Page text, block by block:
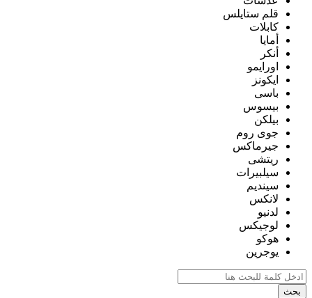
قلم ستايلس
كابلات
أمايا
أنكر
اورايمو
ايكونز
باسى
بيسوس
بيلكن
جوى روم
جيرماكس
ريتشى
سيلبيرات
سينديم
لانكس
لدنيو
لوجيكس
هوكو
يوجرين
بحث